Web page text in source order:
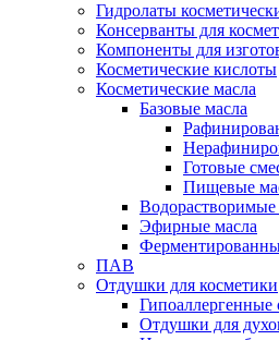
Гидролаты
Консерванты для
Компоненты для
Косметические кислоты
Косметические масла
Базовые масла
Готовые
Пищевые
Водорастворимые
Эфирные масла
ПАВ
Отдушки для косметики
Гипоаллергенные
Отдушки для